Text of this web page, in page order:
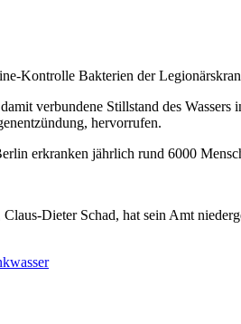
Kontrolle Bakterien der
verbundene Stillstand des
hervorrufen.
erkranken jährlich rund 6000
Dieter Schad, hat sein Amt